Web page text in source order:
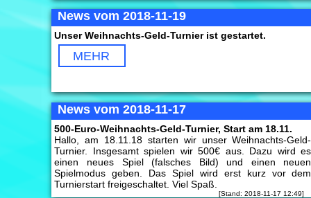
News vom 2018-11-19
Unser Weihnachts-Geld-Turnier ist gestartet.
MEHR
News vom 2018-11-17
500-Euro-Weihnachts-Geld-Turnier, Start am 18.11.
Hallo, am 18.11.18 starten wir unser Weihnachts-Geld-
Turnier. Insgesamt spielen wir 500€ aus. Dazu wird es
einen neues Spiel (falsches Bild) und einen neuen
Spielmodus geben. Das Spiel wird erst kurz vor dem
Turnierstart freigeschaltet. Viel Spaß.
[Stand: 2018-11-17 12:49]